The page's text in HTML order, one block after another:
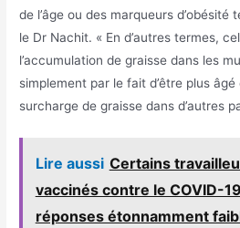
de l’âge ou des marqueurs d’obésité
le Dr Nachit. « En d’autres termes,
l’accumulation de graisse dans les
simplement par le fait d’être plus âgé
surcharge de graisse dans d’autres
Lire aussi Certains
vaccinés contre le COVID-
réponses étonnamment